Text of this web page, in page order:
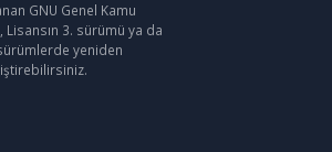
GNU Genel Kamu
Lisansın 3. sürümü ya da
yeniden